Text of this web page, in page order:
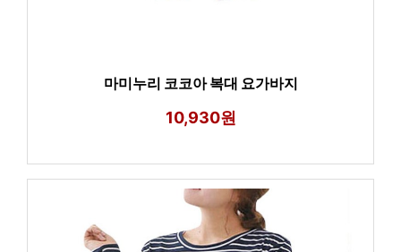
마미누리 코코아 복대 요가바지
10,930원